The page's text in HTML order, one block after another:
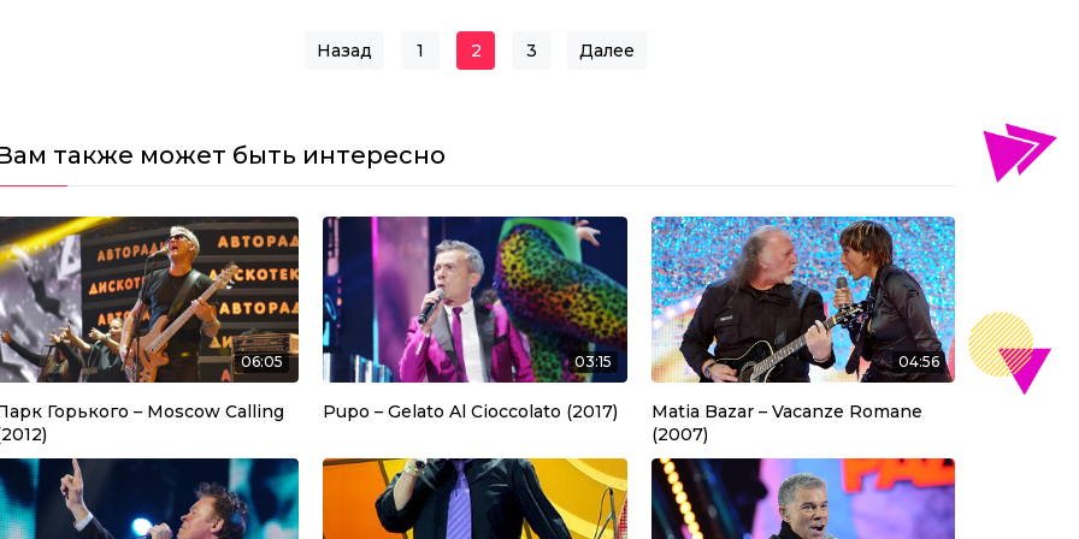
Навигация по записям
Назад 1 2 3 Далее
также может быть интересно
06:05
Горького – Moscow Calling
03:15
Pupo – Gelato Al Cioccolato (2017)
04:56
Matia Bazar – Vacanze Romane
(2007)